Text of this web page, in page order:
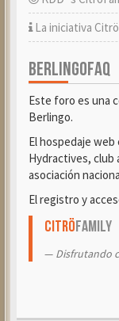
La iniciativa
BERLINGOFAQ
Este foro es una
Berlingo.
El hospedaje web
Hydractives, club
asociación
El registro y
CitröFamily
Disfrutando